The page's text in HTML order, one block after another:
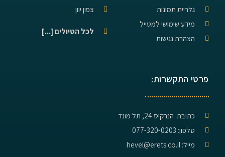
גלריית תמונות
מידע שימושי למטייל
הצהרת נגישות
צפון יוון
לכל הטיולים [...]
פרטי התקשרות:
כתובת: הנרקיס 24, תל מונד
טלפון: 077-320-0203
מייל: hevel@erets.co.il